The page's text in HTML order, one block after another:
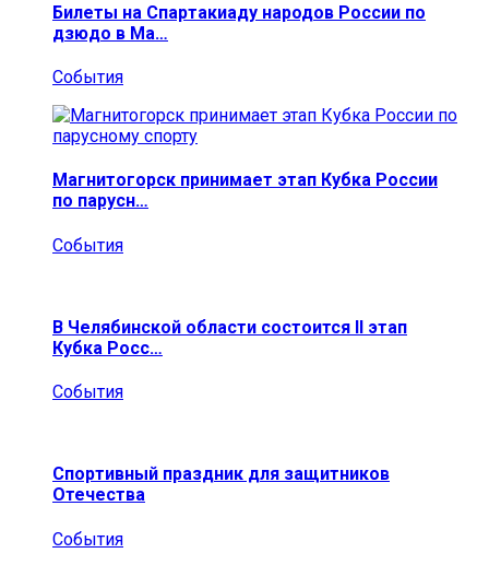
Билеты на Спартакиаду народов России по
дзюдо в Ма…
События
Магнитогорск принимает этап Кубка России
по парусн…
События
В Челябинской области состоится II этап
Кубка Росс…
События
Спортивный праздник для защитников
Отечества
События